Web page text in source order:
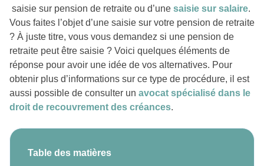
saisie sur pension de retraite ou d’une saisie sur salaire.
Vous faites l’objet d’une saisie sur votre pension de retraite
? À juste titre, vous vous demandez si une pension de
retraite peut être saisie ? Voici quelques éléments de
réponse pour avoir une idée de vos alternatives. Pour
obtenir plus d’informations sur ce type de procédure, il est
aussi possible de consulter un avocat spécialisé dans le
droit de recouvrement des créances.
Table des matières